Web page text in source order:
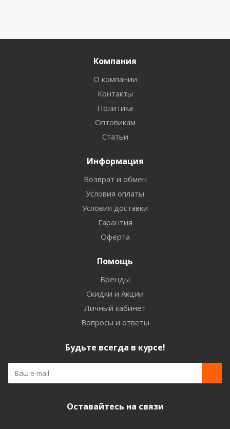
Компания
О компании
Контакты
Политика
Оптовикам
Статьи
Информация
Возврат и обмен
Условия оплаты
Условия доставки
Гарантия
Оферта
Помощь
Бренды
Скидки и Акции
Личный кабинет
Вопросы и ответы
Будьте всегда в курсе!
Оставайтесь на связи